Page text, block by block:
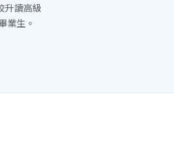
升讀高級
業生。